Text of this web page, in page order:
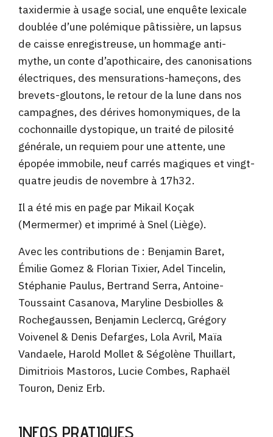
taxidermie à usage social, une enquête lexicale
doublée d’une polémique pâtissière, un lapsus
de caisse enregistreuse, un hommage anti-
mythe, un conte d’apothicaire, des canonisations
électriques, des mensurations-hameçons, des
brevets-gloutons, le retour de la lune dans nos
campagnes, des dérives homonymiques, de la
cochonnaille dystopique, un traité de pilosité
générale, un requiem pour une attente, une
épopée immobile, neuf carrés magiques et vingt-
quatre jeudis de novembre à 17h32.
Il a été mis en page par Mikail Koçak
(Mermermer) et imprimé à Snel (Liège).
Avec les contributions de : Benjamin Baret,
Émilie Gomez & Florian Tixier, Adel Tincelin,
Stéphanie Paulus, Bertrand Serra, Antoine-
Toussaint Casanova, Maryline Desbiolles &
Rochegaussen, Benjamin Leclercq, Grégory
Voivenel & Denis Defarges, Lola Avril, Maïa
Vandaele, Harold Mollet & Ségolène Thuillart,
Dimitriois Mastoros, Lucie Combes, Raphaël
Touron, Deniz Erb.
INFOS PRATIQUES